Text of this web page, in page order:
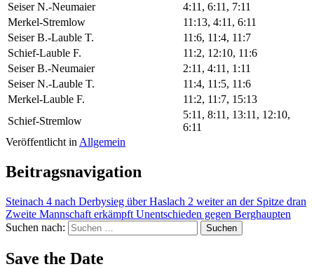
Seiser N.-Neumaier
4:11, 6:11, 7:11
Merkel-Stremlow
11:13, 4:11, 6:11
Seiser B.-Lauble T.
11:6, 11:4, 11:7
Schief-Lauble F.
11:2, 12:10, 11:6
Seiser B.-Neumaier
2:11, 4:11, 1:11
Seiser N.-Lauble T.
11:4, 11:5, 11:6
Merkel-Lauble F.
11:2, 11:7, 15:13
Schief-Stremlow
5:11, 8:11, 13:11, 12:10,
6:11
Veröffentlicht in Allgemein
Beitragsnavigation
Steinach 4 nach Derbysieg über Haslach 2 weiter an der Spitze dran
Zweite Mannschaft erkämpft Unentschieden gegen Berghaupten
Suchen nach:
Save the Date